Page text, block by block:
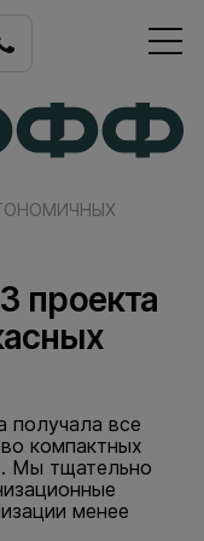
проекта
получала все
компактных
Мы тщательно
менее